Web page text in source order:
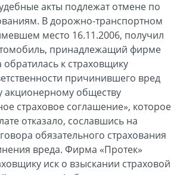
акты подлежат отмене по
В дорожно-транспортном
место 16.11.2006, получил
принадлежащий фирме
к страховщику
причинившего вред
акционерному обществу
страховое соглашение», которое
отказало, сославшись на
обязательного страхования
вреда. Фирма «Протек»
иск о взыскании страховой